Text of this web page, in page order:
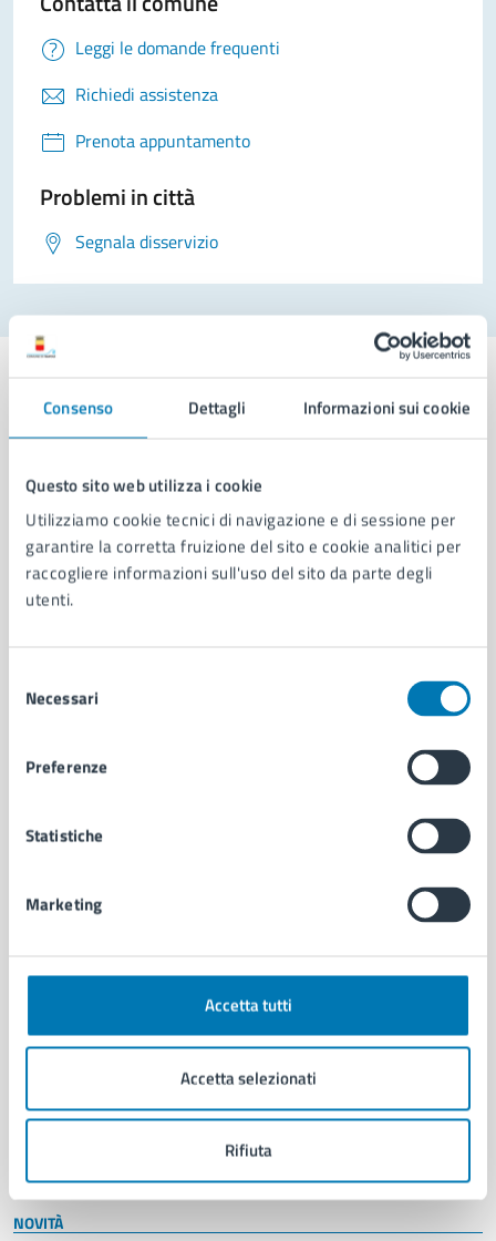
Consenso Dettagli Informazioni sui cookie
Questo sito web utilizza i cookie
Utilizziamo cookie tecnici di navigazione e di sessione per
garantire la corretta fruizione del sito e cookie analitici per
raccogliere informazioni sull'uso del sito da parte degli
utenti.
delNecessari
Preferenze
Statistiche
Marketing
Accetta tutti
Accetta selezionati
Rifiuta
Leggi le domande frequenti
Richiedi assistenza
Prenota appuntamento
Problemi in città
Segnala disservizio
AMMINISTRAZIONE
Aree amministrative
Organi di governo
Municipalità
Politici
Intranet, posta aziendale e protocollo
CATEGORIE DI SERVIZIO
Anagrafe e stato civile
Giustizia e sicurezza pubblica
Salute, benessere e assistenza
Servizi Cimiteriali
NOVITÀ